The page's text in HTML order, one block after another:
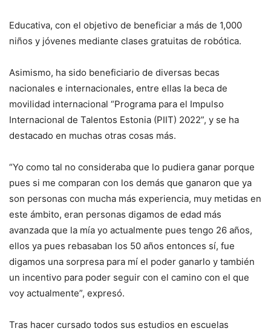
Educativa, con el objetivo de beneficiar a más de 1,000
niños y jóvenes mediante clases gratuitas de robótica.
Asimismo, ha sido beneficiario de diversas becas
nacionales e internacionales, entre ellas la beca de
movilidad internacional “Programa para el Impulso
Internacional de Talentos Estonia (PIIT) 2022”, y se ha
destacado en muchas otras cosas más.
“Yo como tal no consideraba que lo pudiera ganar porque
pues si me comparan con los demás que ganaron que ya
son personas con mucha más experiencia, muy metidas en
este ámbito, eran personas digamos de edad más
avanzada que la mía yo actualmente pues tengo 26 años,
ellos ya pues rebasaban los 50 años entonces sí, fue
digamos una sorpresa para mí el poder ganarlo y también
un incentivo para poder seguir con el camino con el que
voy actualmente”, expresó.
Tras hacer cursado todos sus estudios en escuelas